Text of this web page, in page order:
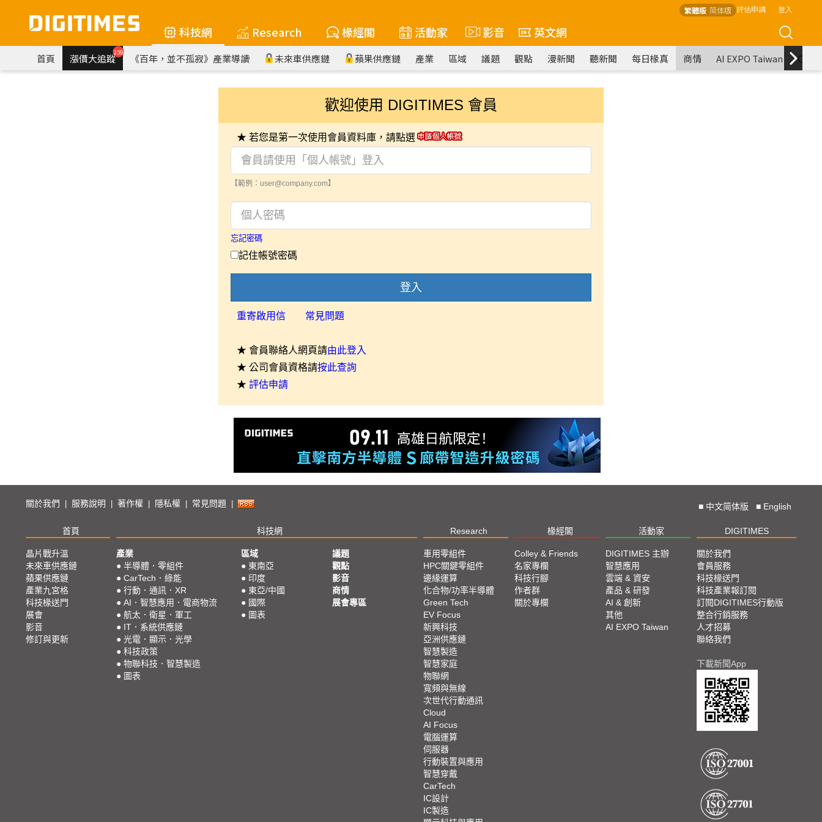
繁體版 简体版 評估申請 登入
科技網 Research 椽經閣 活動家 影音 英文網
首頁 漲價大追蹤259 《百年，並不孤寂》產業導讀 未來車供應鏈 蘋果供應鏈 產業 區域 議題 觀點 漫新聞 聽新聞 每日椽真 商情 AI EXPO Taiwan
歡迎使用 DIGITIMES 會員
★ 若您是第一次使用會員資料庫，請點選
【範例：user@company.com】
忘記密碼
記住帳號密碼
登入
重寄啟用信 常見問題
★ 會員聯絡人網頁請由此登入
★ 公司會員資格請按此查詢
★ 評估申請
關於我們 服務說明 著作權 隱私權 常見問題 ■ 中文简体版 ■ English
首頁 科技網 Research 椽經閣 活動家 DIGITIMES
晶片戰升溫
未來車供應鏈
蘋果供應鏈
產業九宮格
科技椽送門
展會
影音
修訂與更新
產業
● 半導體．零組件
● CarTech．綠能
● 行動．通訊．XR
● AI．智慧應用．電商物流
● 航太．衛星．軍工
● IT．系統供應鏈
● 光電．顯示．光學
● 科技政策
● 物聯科技．智慧製造
● 圖表
區域
● 東南亞
● 印度
● 東亞/中國
● 國際
● 圖表
議題
觀點
影音
商情
展會專區
車用零組件
HPC關鍵零組件
邊緣運算
化合物/功率半導體
Green Tech
EV Focus
新興科技
亞洲供應鏈
智慧製造
智慧家庭
物聯網
寬頻與無線
次世代行動通訊
Cloud
AI Focus
電腦運算
伺服器
行動裝置與應用
智慧穿戴
CarTech
IC設計
IC製造
Colley & Friends
名家專欄
科技行腳
作者群
關於專欄
DIGITIMES 主辦
智慧應用
雲端 & 資安
產品 & 研發
AI & 創新
其他
AI EXPO Taiwan
關於我們
會員服務
科技椽送門
科技產業報訂閱
訂閱DIGITIMES行動版
整合行銷服務
人才招募
聯絡我們
下載新聞App